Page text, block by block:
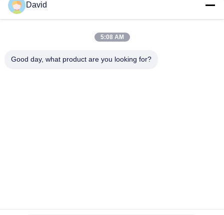
Противоизносные безмасляные оболочки с ПТФЕ
Бронзовые оболочки Бронзовые сетки с ПТФЕ оболочками
Малошумным пропитанная маслом собственная личность
David
5:08 AM
Good day, what product are you looking for?